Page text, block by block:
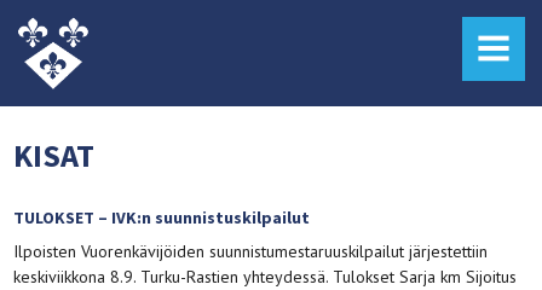
MENU
KISAT
TULOKSET – IVK:n suunnistuskilpailut
Ilpoisten Vuorenkävijöiden suunnistumestaruuskilpailut järjestettiin
keskiviikkona 8.9. Turku-Rastien yhteydessä. Tulokset Sarja km Sijoitus